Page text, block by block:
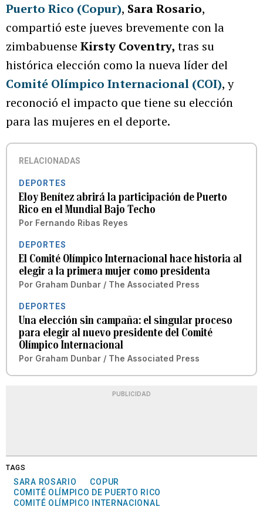
Puerto Rico (Copur), Sara Rosario,
compartió este jueves brevemente con la
zimbabuense Kirsty Coventry, tras su
histórica elección como la nueva líder del
Comité Olímpico Internacional (COI), y
reconoció el impacto que tiene su elección
para las mujeres en el deporte.
RELACIONADAS
DEPORTES
Eloy Benítez abrirá la participación de Puerto
Rico en el Mundial Bajo Techo
Por Fernando Ribas Reyes
DEPORTES
El Comité Olímpico Internacional hace historia al
elegir a la primera mujer como presidenta
Por Graham Dunbar / The Associated Press
DEPORTES
Una elección sin campaña: el singular proceso
para elegir al nuevo presidente del Comité
Olímpico Internacional
Por Graham Dunbar / The Associated Press
PUBLICIDAD
TAGS
SARA ROSARIO
COPUR
COMITÉ OLÍMPICO DE PUERTO RICO
COMITÉ OLÍMPICO INTERNACIONAL